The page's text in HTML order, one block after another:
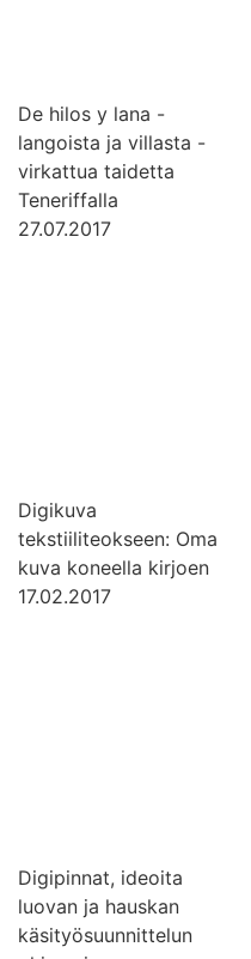
De hilos y lana -
langoista ja villasta -
virkattua taidetta
Teneriffalla
27.07.2017
Digikuva
tekstiiliteokseen: Oma
kuva koneella kirjoen
17.02.2017
Digipinnat, ideoita
luovan ja hauskan
käsityösuunnittelun